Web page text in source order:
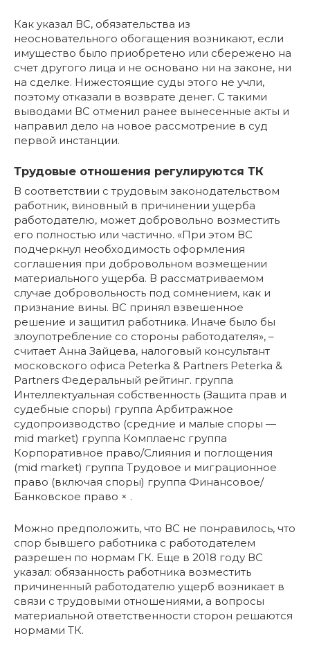
Как указал ВС, обязательства из
неосновательного обогащения возникают, если
имущество было приобретено или сбережено на
счет другого лица и не основано ни на законе, ни
на сделке. Нижестоящие суды этого не учли,
поэтому отказали в возврате денег. С такими
выводами ВС отменил ранее вынесенные акты и
направил дело на новое рассмотрение в суд
первой инстанции.
Трудовые отношения регулируются ТК
В соответствии с трудовым законодательством
работник, виновный в причинении ущерба
работодателю, может добровольно возместить
его полностью или частично. «При этом ВС
подчеркнул необходимость оформления
соглашения при добровольном возмещении
материального ущерба. В рассматриваемом
случае добровольность под сомнением, как и
признание вины. ВС принял взвешенное
решение и защитил работника. Иначе было бы
злоупотребление со стороны работодателя», –
считает Анна Зайцева, налоговый консультант
московского офиса Peterka & Partners Peterka &
Partners Федеральный рейтинг. группа
Интеллектуальная собственность (Защита прав и
судебные споры) группа Арбитражное
судопроизводство (средние и малые споры —
mid market) группа Комплаенс группа
Корпоративное право/Слияния и поглощения
(mid market) группа Трудовое и миграционное
право (включая споры) группа Финансовое/
Банковское право × .
Можно предположить, что ВC не понравилось, что
спор бывшего работника с работодателем
разрешен по нормам ГК. Еще в 2018 году ВС
указал: обязанность работника возместить
причиненный работодателю ущерб возникает в
связи с трудовыми отношениями, а вопросы
материальной ответственности сторон решаются
нормами ТК.